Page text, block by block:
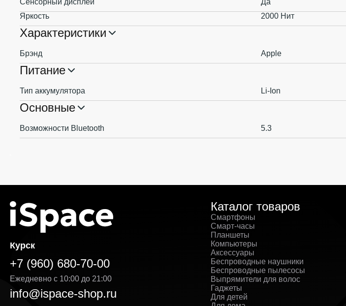
Сенсорный дисплей
Да
Яркость
2000 Нит
Характеристики
Брэнд Apple
Питание
Тип аккумулятора Li-Ion
Основные
Возможности Bluetooth 5.3
Курск
+7 (960) 680-70-00
Ежедневно с 10:00 до 21:00
info@ispace-shop.ru
Каталог товаров
Смартфоны
Смарт-часы
Планшеты
Компьютеры
Аксессуары
Беспроводные наушники
Беспроводные пылесосы
Выпрямители для волос
Гаджеты
Для детей